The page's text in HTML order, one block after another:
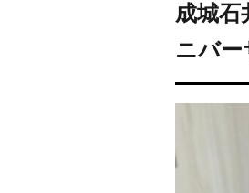
成城
ニバ